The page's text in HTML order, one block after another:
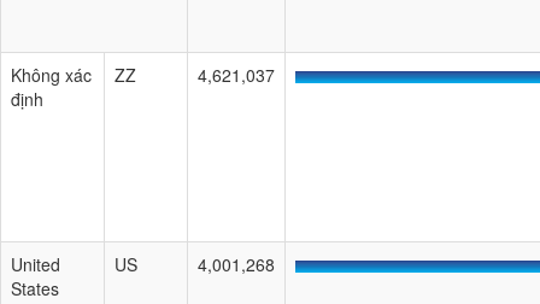
Không xác
định
ZZ 4,621,037
United
States
US 4,001,268